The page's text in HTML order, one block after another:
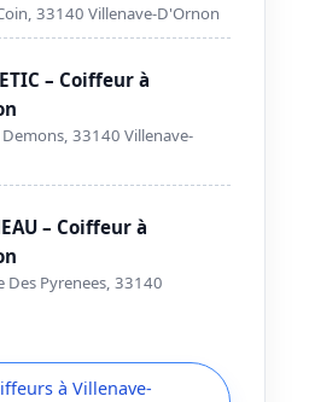
33140 Villenave-D'Ornon
– Coiffeur à
33140 Villenave-
– Coiffeur à
Des Pyrenees, 33140
à Villenave-